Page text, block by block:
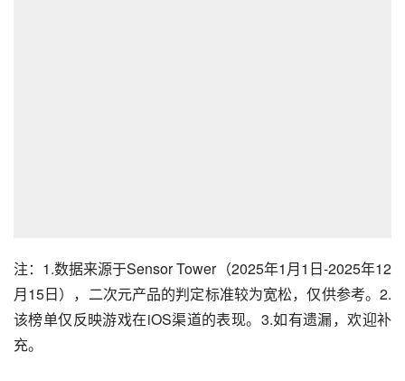
注：1.数据来源于Sensor Tower（2025年1月1日-2025年12
月15日），二次元产品的判定标准较为宽松，仅供参考。2.
该榜单仅反映游戏在iOS渠道的表现。3.如有遗漏，欢迎补
充。